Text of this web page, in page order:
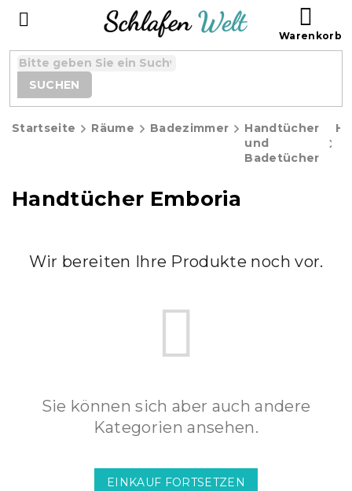
SUCHEN
Startseite Räume Badezimmer
Handtücher
und
Badetücher
Handtücher Emboria
Wir bereiten Ihre Produkte noch vor.
Sie können sich aber auch andere
Kategorien ansehen.
EINKAUF FORTSETZEN